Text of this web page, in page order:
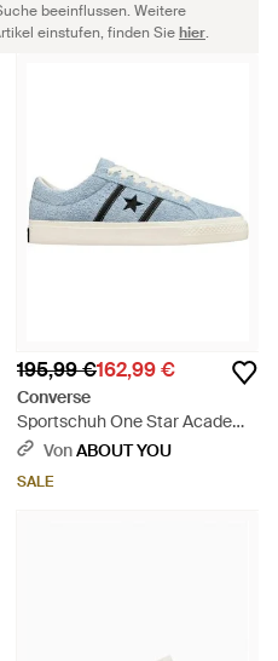
beeinflussen. Weitere
einstufen, finden Siehier.
195,99 €162,99 €
Converse
Sportschuh One Star Academy
Pro - Blau
VonABOUT YOU
SALE